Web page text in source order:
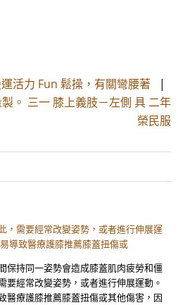
活力 Fun 鬆操，有關彎腰著 |
。 三一 膝上義肢－左側 具 二年
榮民服
，需要經常改變姿勢，或者進行伸展運
導致醫療護膝推薦膝蓋扭傷或
保持同一姿勢會造成膝蓋肌肉疲勞和僵
要經常改變姿勢，或者進行伸展運動。
醫療護膝推薦膝蓋扭傷或其他傷害，因